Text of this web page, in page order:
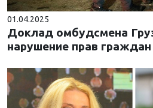
01.04.2025
Доклад омбудсмена
нарушение прав граждан